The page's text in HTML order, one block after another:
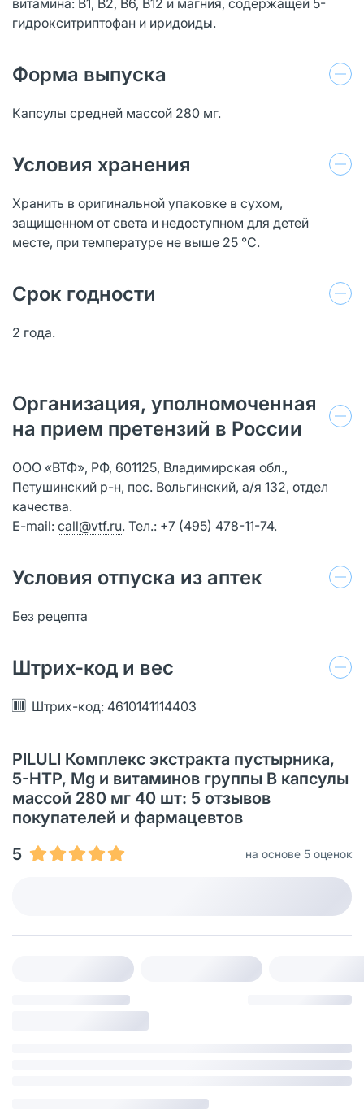
гидрокситриптофан и иридоиды.
Форма выпуска
Капсулы средней массой 280 мг.
Условия хранения
Хранить в оригинальной упаковке в сухом,
защищенном от света и недоступном для детей
месте, при температуре не выше 25 °С.
Срок годности
2 года.
Организация, уполномоченная
на прием претензий в России
ООО «ВТФ», РФ, 601125, Владимирская обл.,
Петушинский р-н, пос. Вольгинский, а/я 132, отдел
качества.
E-mail: call@vtf.ru. Тел.: +7 (495) 478-11-74.
Условия отпуска из аптек
Без рецепта
Штрих-код и вес
Штрих-код: 4610141114403
PILULI Комплекс экстракта пустырника,
5-НТР, Mg и витаминов группы В капсулы
массой 280 мг 40 шт: 5 отзывов
покупателей и фармацевтов
5
на основе 5 оценок